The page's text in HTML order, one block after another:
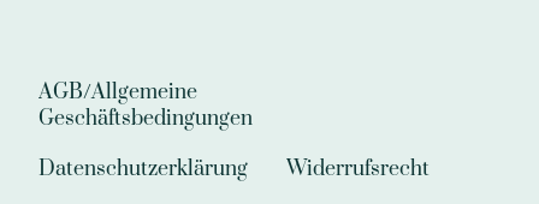
AGB/Allgemeine
Geschäftsbedingungen
Datenschutzerklärung
Widerrufsrecht